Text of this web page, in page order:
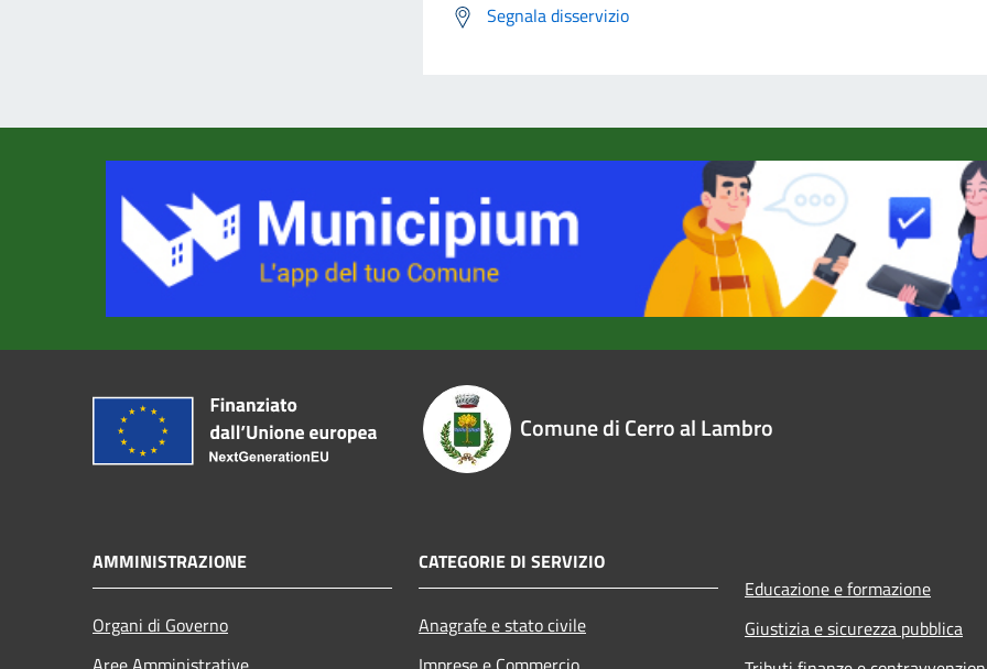
Segnala disservizio
Comune di Cerro al Lambro
AMMINISTRAZIONE
Organi di Governo
CATEGORIE DI SERVIZIO
Anagrafe e stato civile
Educazione e formazione
Giustizia e sicurezza pubblica